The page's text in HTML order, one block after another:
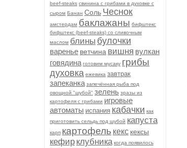
beef-stеаks cвинина с грибами в духовке с
сыром Банан Соль Чеснок
амстердам баклажаны бифштекс
бифштекс (beef-stеаks) со сливочным
маслом блины булочки
варенье ветчина вишня вулкан
говядина готовим мусаку грибы
духовка ежевика завтрак
запеканка запечённая рыба под
овощной "шубой" зелень зразы из
картофеля с грибами игровые
автоматы испания кабачки как
приготовить сельдь под шубой капуста
карп картофель кекс кексы
кефир клубника когда появилось